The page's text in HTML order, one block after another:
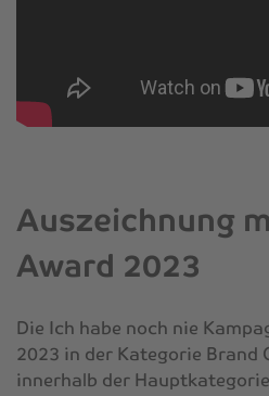
Auszeichnung
Award 2023
Die Ich habe noch nie
2023 in der Kategorie Brand
innerhalb der Hauptkategorie